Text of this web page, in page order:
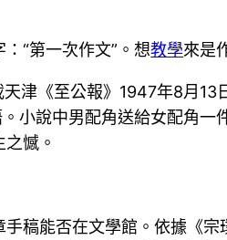
“第一次作文”。想教學來是
津《至公報》1947年8月
小說中男配角送給女配角
憾。
稿能否在文學館。依據《